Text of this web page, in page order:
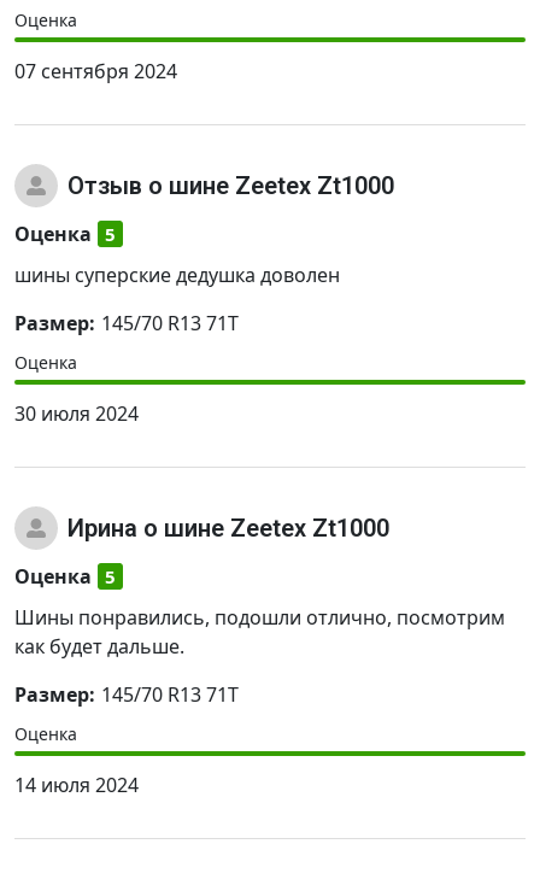
Оценка
07 сентября 2024
Отзыв о шине Zeetex Zt1000
Оценка 5
шины суперские дедушка доволен
Размер: 145/70 R13 71T
Оценка
30 июля 2024
Ирина о шине Zeetex Zt1000
Оценка 5
Шины понравились, подошли отлично, посмотрим
как будет дальше.
Размер: 145/70 R13 71T
Оценка
14 июля 2024